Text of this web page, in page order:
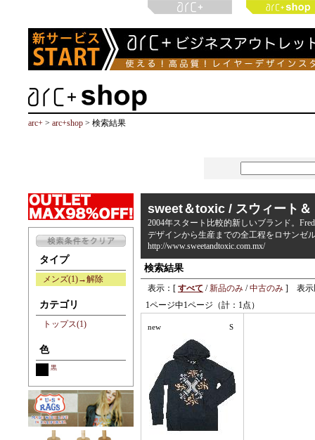
arc+ > arc+shop > 検索結果
タイプ
メンズ(1)→解除
カテゴリ
トップス(1)
色
黒
sweet＆toxic / スウィート＆
2004年スタート比較的新しいブランド。
デザインから生産までの全工程をロサンゼ
http://www.sweetandtoxic.com.mx/
検索結果
表示：[ すべて /新品のみ /中古のみ ] 表示
1ページ中1ページ（計：1点）
new S